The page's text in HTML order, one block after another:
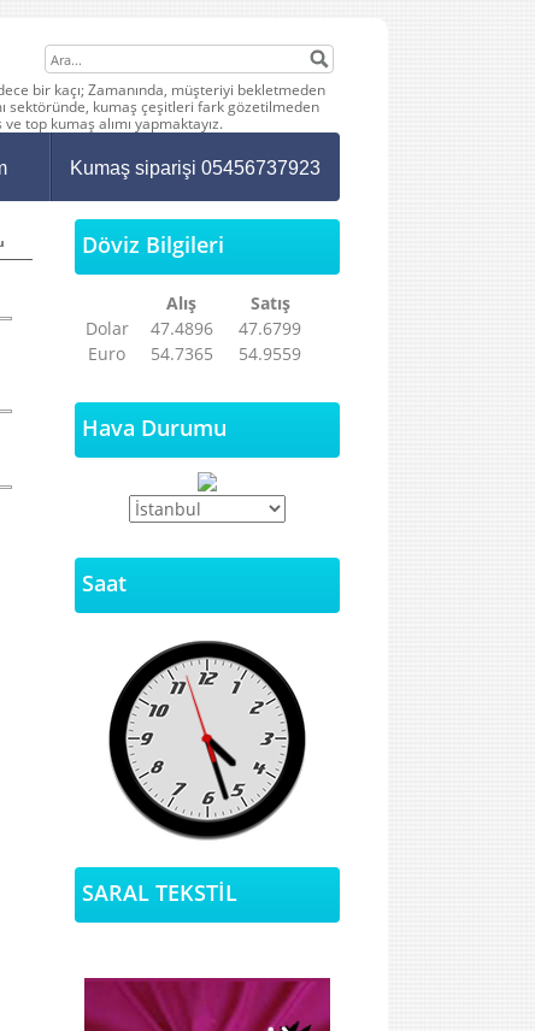
bir kaçı; Zamanında, müşteriyi bekletmeden
sektöründe, kumaş çeşitleri fark gözetilmeden
top kumaş alımı yapmaktayız.
Kumaş siparişi 05456737923
Döviz Bilgileri
Alış
Satış
Dolar
47.4896
47.6799
Euro
54.7365 54.9559
Hava Durumu
Saat
SARAL TEKSTİL